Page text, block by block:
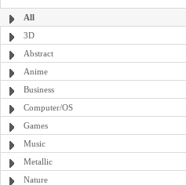
All
3D
Abstract
Anime
Business
Computer/OS
Games
Music
Metallic
Nature